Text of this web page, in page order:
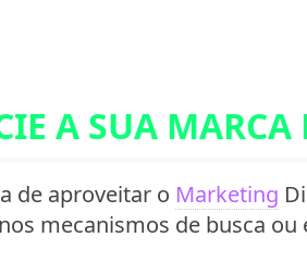
A SUA MARCA
de aproveitar o Marketing
mecanismos de busca